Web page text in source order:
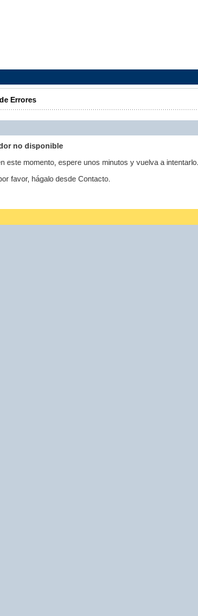
Errores
no disponible
este momento, espere unos minutos y vuelva a intentarlo.
favor, hágalo desde Contacto.